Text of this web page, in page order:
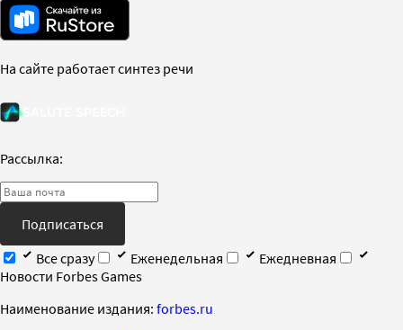
На сайте работает синтез речи
Рассылка:
Подписаться
Все сразу
Еженедельная
Ежедневная
Новости Forbes Games
Наименование издания: forbes.ru